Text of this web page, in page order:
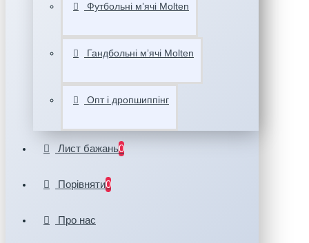
Футбольні мʼячі Molten
Гандбольні мʼячі Molten
Опт і дропшиппінг
Лист бажань0
Порівняти0
Про нас